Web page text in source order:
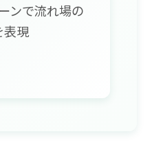
ンで流れ場の
表現